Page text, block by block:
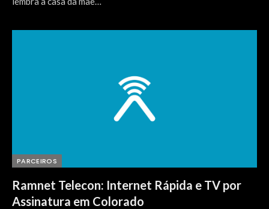
PARCEIROS
Ramnet Telecon: Internet Rápida e TV por
Assinatura em Colorado